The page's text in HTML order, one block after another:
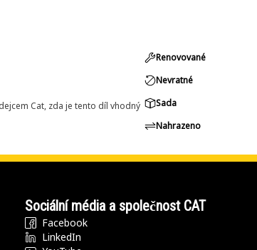
Cat, zda je tento díl vhodný
Renovované
Nevratné
Sada
Nahrazeno
Sociální média a společnost CAT
Facebook
LinkedIn